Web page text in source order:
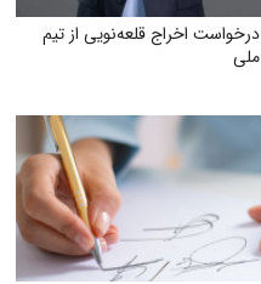
درخواست اخراج قلعه‌نویی از تیم
ملی